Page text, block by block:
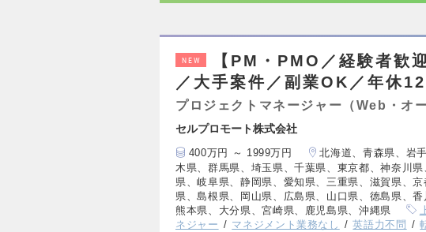
NEW
【PM・PMO／経験者歓
／大手案件／副業OK／年休
プロジェクトマネージャー（Web・オ
セルプロモート株式会社
400万円 ～ 1999万円
北海道、青森県、岩
木県、群馬県、埼玉県、千葉県、東京都、神奈川
県、岐阜県、静岡県、愛知県、三重県、滋賀県、
県、島根県、岡山県、広島県、山口県、徳島県、
熊本県、大分県、宮崎県、鹿児島県、沖縄県
ネジャー
マネジメント業務なし 英語力不問